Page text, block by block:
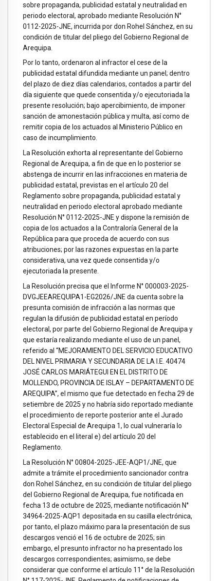
sobre propaganda, publicidad estatal y neutralidad en
periodo electoral, aprobado mediante Resolución N°
0112-2025-JNE, incurrida por don Rohel Sánchez, en su
condición de titular del pliego del Gobierno Regional de
Arequipa.
Por lo tanto, ordenaron al infractor el cese de la
publicidad estatal difundida mediante un panel; dentro
del plazo de diez días calendarios, contados a partir del
día siguiente que quede consentida y/o ejecutoriada la
presente resolución; bajo apercibimiento, de imponer
sanción de amonestación pública y multa, así como de
remitir copia de los actuados al Ministerio Público en
caso de incumplimiento.
La Resolución exhorta al representante del Gobierno
Regional de Arequipa, a fin de que en lo posterior se
abstenga de incurrir en las infracciones en materia de
publicidad estatal, previstas en el artículo 20 del
Reglamento sobre propaganda, publicidad estatal y
neutralidad en periodo electoral aprobado mediante
Resolución N° 0112-2025-JNE y dispone la remisión de
copia de los actuados a la Contraloría General de la
República para que proceda de acuerdo con sus
atribuciones; por las razones expuestas en la parte
considerativa, una vez quede consentida y/o
ejecutoriada la presente.
La Resolución precisa que el Informe N° 000003-2025-
DVGJEEAREQUIPA1-EG2026/JNE da cuenta sobre la
presunta comisión de infracción a las normas que
regulan la difusión de publicidad estatal en período
electoral, por parte del Gobierno Regional de Arequipa y
que estaría realizando mediante el uso de un panel,
referido al “MEJORAMIENTO DEL SERVICIO EDUCATIVO
DEL NIVEL PRIMARIA Y SECUNDARIA DE LA I.E. 40474
JOSÉ CARLOS MARIÁTEGUI EN EL DISTRITO DE
MOLLENDO, PROVINCIA DE ISLAY – DEPARTAMENTO DE
AREQUIPA”, el mismo que fue detectado en fecha 29 de
setiembre de 2025 y no habría sido reportado mediante
el procedimiento de reporte posterior ante el Jurado
Electoral Especial de Arequipa 1, lo cual vulneraría lo
establecido en el literal e) del artículo 20 del
Reglamento.
La Resolución N° 00804-2025-JEE-AQP1/JNE, que
admite a trámite el procedimiento sancionador contra
don Rohel Sánchez, en su condición de titular del pliego
del Gobierno Regional de Arequipa, fue notificada en
fecha 13 de octubre de 2025, mediante notificación N°
34964-2025-AQP1 depositada en su casilla electrónica,
por tanto, el plazo máximo para la presentación de sus
descargos venció el 16 de octubre de 2025; sin
embargo, el presunto infractor no ha presentado los
descargos correspondientes; asimismo, se debe
considerar que conforme el artículo 11° de la Resolución